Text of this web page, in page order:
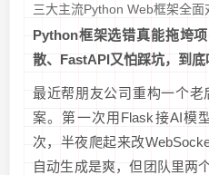
三大主流Python Web框架全面
Python框架选错真能拖垮
散、FastAPI又怕踩坑，到底
最近帮朋友公司重构一个
案。第一次用Flask接AI模
次，半夜爬起来改
自动生成是爽，但团队里两